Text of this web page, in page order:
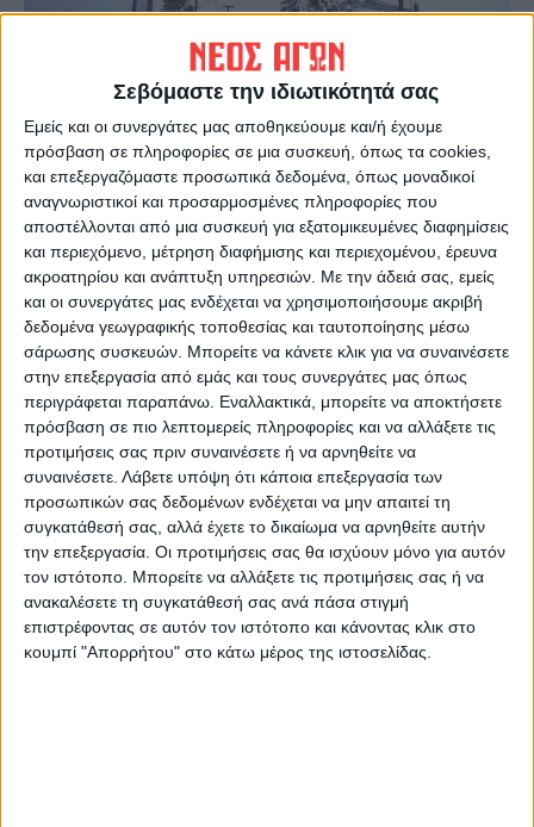
Σεβόμαστε την ιδιωτικότητά σας
Εμείς και οι συνεργάτες μας αποθηκεύουμε και/ή έχουμε
πρόσβαση σε πληροφορίες σε μια συσκευή, όπως τα cookies,
και επεξεργαζόμαστε προσωπικά δεδομένα, όπως μοναδικοί
αναγνωριστικοί και προσαρμοσμένες πληροφορίες που
αποστέλλονται από μια συσκευή για εξατομικευμένες διαφημίσεις
και περιεχόμενο, μέτρηση διαφήμισης και περιεχομένου, έρευνα
ακροατηρίου και ανάπτυξη υπηρεσιών. Με την άδειά σας, εμείς
και οι συνεργάτες μας ενδέχεται να χρησιμοποιήσουμε ακριβή
δεδομένα γεωγραφικής τοποθεσίας και ταυτοποίησης μέσω
σάρωσης συσκευών. Μπορείτε να κάνετε κλικ για να συναινέσετε
στην επεξεργασία από εμάς και τους συνεργάτες μας όπως
περιγράφεται παραπάνω. Εναλλακτικά, μπορείτε να αποκτήσετε
πρόσβαση σε πιο λεπτομερείς πληροφορίες και να αλλάξετε τις
προτιμήσεις σας πριν συναινέσετε ή να αρνηθείτε να
συναινέσετε. Λάβετε υπόψη ότι κάποια επεξεργασία των
προσωπικών σας δεδομένων ενδέχεται να μην απαιτεί τη
συγκατάθεσή σας, αλλά έχετε το δικαίωμα να αρνηθείτε αυτήν
την επεξεργασία. Οι προτιμήσεις σας θα ισχύουν μόνο για αυτόν
τον ιστότοπο. Μπορείτε να αλλάξετε τις προτιμήσεις σας ή να
ανακαλέσετε τη συγκατάθεσή σας ανά πάσα στιγμή
επιστρέφοντας σε αυτόν τον ιστότοπο και κάνοντας κλικ στο
κουμπί "Απορρήτου" στο κάτω μέρος της ιστοσελίδας.
Το σημείο που σημειώθηκε το τραγικό συμβάν
Στο σημείο κλήθηκε το ΕΚΑΒ με τους
διασώστες να παρέχουν τις πρώτες
βοήθειες και να τον μεταφέρουν στο
Νοσοκομείο Καρδίτσας όπου διαπιστώθηκε
ο θάνατός του.
Τελευταίες Ειδήσεις Σήμερα
Ακολούθησε την εφημερίδα ΝΕΟΣ
ΑΓΩΝ στο Google News!
Όλες οι εξελίξεις στην περιοχή της
Καρδίτσας και ευρύτερα της Θεσσαλίας